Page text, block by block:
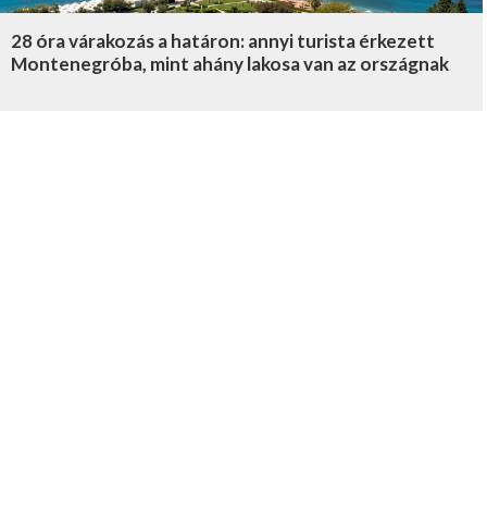
28 óra várakozás a határon: annyi turista érkezett
Montenegróba, mint ahány lakosa van az országnak